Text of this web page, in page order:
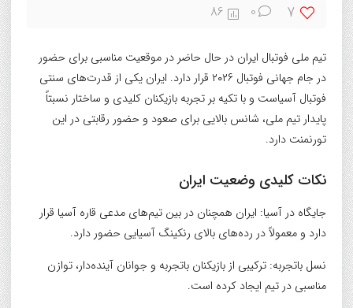
7
0
86
تیم ملی فوتبال ایران در حال حاضر در موقعیت مناسبی برای حضور
در جام جهانی فوتبال ۲۰۲۶
قرار دارد. ایران یکی از قدرت‌های سنتی
فوتبال آسیاست و با تکیه بر تجربه بازیکنان کلیدی و ساختار نسبتاً
پایدار تیم ملی، شانس بالایی برای صعود و حضور رقابتی در این
تورنمنت دارد.
نکات کلیدی وضعیت ایران
جایگاه در آسیا: ایران همچنان در بین تیم‌های مدعی قاره آسیا قرار
دارد و معمولاً در رده‌های بالای رنکینگ آسیایی حضور دارد.
نسل باتجربه: ترکیبی از بازیکنان باتجربه و جوانان آینده‌دار، توازن
مناسبی در تیم ایجاد کرده است.